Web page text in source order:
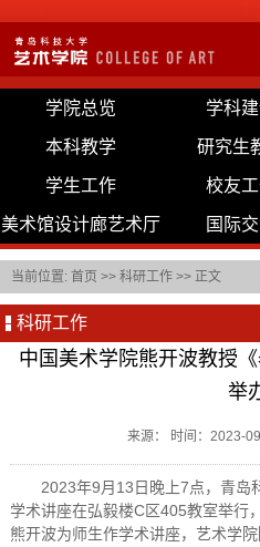
学院总览 学科
本科教学 研究生
学生工作 校友
美术馆设计廊艺术厅 国际
当前位置: 首页 >> 科研工作 >> 正文
科研工作
中国美术学院熊开波教授
举
来源： 时间：2023-
2023年9月13日晚上7点，青岛
学术讲座在弘毅楼C区405教室举行
熊开波为师生作学术讲座，艺术学